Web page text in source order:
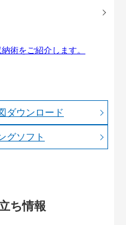
術をご紹介します。
ダウンロード
グソフト
ち情報